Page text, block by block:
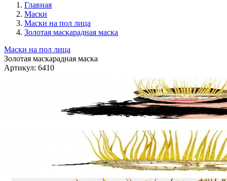
Главная
Маски
Маски на пол лица
Золотая маскарадная маска
Маски на пол лица
Золотая маскарадная маска
Артикул: 6410